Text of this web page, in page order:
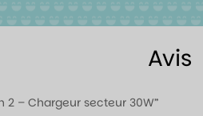
Avis
2 – Chargeur secteur 30W”